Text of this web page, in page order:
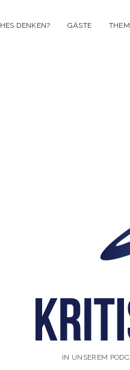
DENKEN? GÄSTE
IN UNSEREM